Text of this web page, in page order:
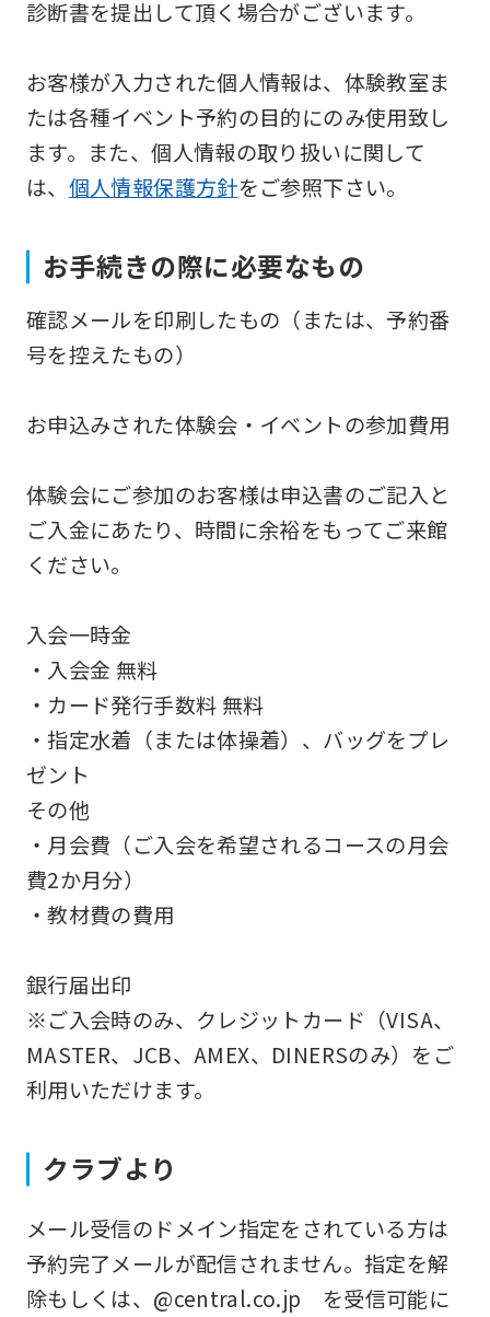
診断書を提出して頂く場合がございます。
お客様が入力された個人情報は、体験教室ま
たは各種イベント予約の目的にのみ使用致し
ます。また、個人情報の取り扱いに関して
は、 個人情報保護方針をご参照下さい。
お手続きの際に必要なもの
確認メールを印刷したもの（または、予約番
号を控えたもの）
お申込みされた体験会・イベントの参加費用
体験会にご参加のお客様は申込書のご記入と
ご入金にあたり、時間に余裕をもってご来館
ください。
入会一時金
・入会金 無料
・カード発行手数料 無料
・指定水着（または体操着）、バッグをプレ
ゼント
その他
・月会費（ご入会を希望されるコースの月会
費2か月分）
・教材費の費用
銀行届出印
※ご入会時のみ、クレジットカード（VISA、
MASTER、JCB、AMEX、DINERSのみ）をご
利用いただけます。
クラブより
メール受信のドメイン指定をされている方は
予約完了メールが配信されません。指定を解
除もしくは、@central.co.jp を受信可能に
the
version
of
this
website
be
mechanically,
may
be
an
may
differ
original
you
fully
the
service.